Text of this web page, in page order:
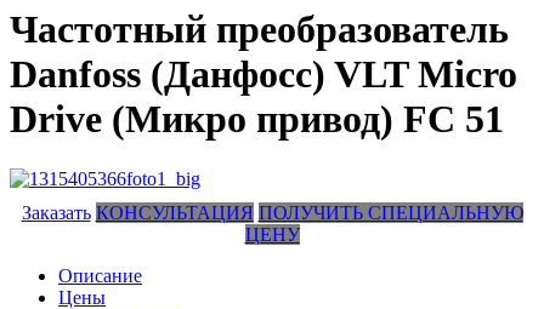
Частотный преобразователь
Danfoss (Данфосс) VLT Micro
Drive (Микро привод) FC 51
Заказать КОНСУЛЬТАЦИЯ ПОЛУЧИТЬ СПЕЦИАЛЬНУЮ
ЦЕНУ
Описание
Цены